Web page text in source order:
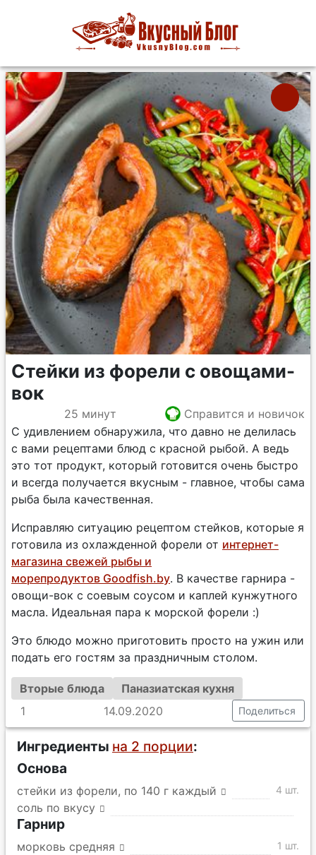
Стейки из форели с овощами-
вок
25 минут
Справится и новичок
С удивлением обнаружила, что давно не делилась
с вами рецептами блюд с красной рыбой. А ведь
это тот продукт, который готовится очень быстро
и всегда получается вкусным - главное, чтобы сама
рыба была качественная.
Исправляю ситуацию рецептом стейков, которые я
готовила из охлажденной форели от интернет-
магазина свежей рыбы и
морепродуктов Goodfish.by. В качестве гарнира -
овощи-вок с соевым соусом и каплей кунжутного
масла. Идеальная пара к морской форели :)
Это блюдо можно приготовить просто на ужин или
подать его гостям за праздничным столом.
Вторые блюда
Паназиатская кухня
1
14.09.2020 Поделиться
Ингредиенты на 2 порции:
Основа
стейки из форели, по 140 г каждый 4 шт.
соль по вкусу
Гарнир
морковь средняя 1 шт.